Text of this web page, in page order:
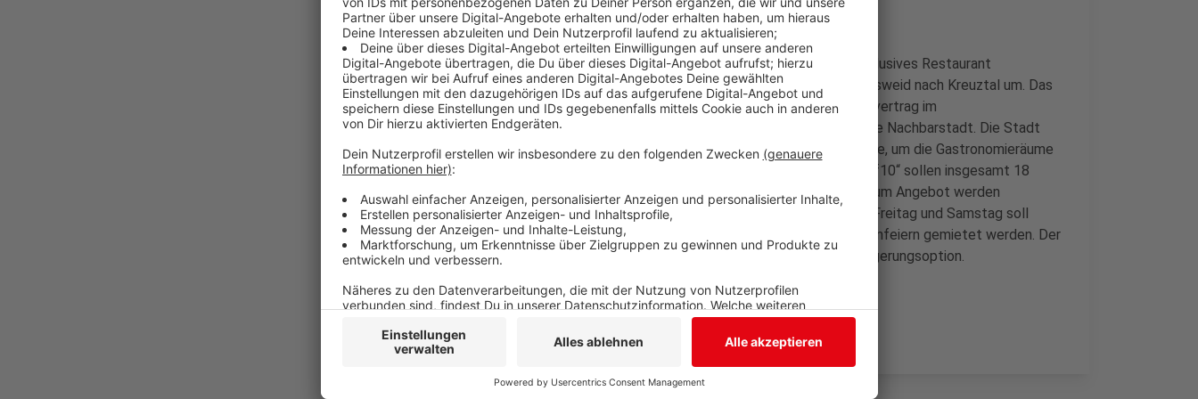
Anfang nächsten Jahres soll im Kreuztaler „Kulturbahnhof“ ein inklusives Restaurant
aufmachen. Die Arbeiterwohlfahrt zieht mit dem „fünf10“ von Geisweid nach Kreuztal um. Das
haben AWO und Stadt Kreuztal heute bekanntgegeben. Der Mietvertrag im
Technologiezentrum in Geisweid endet – deshalb der Umzug in die Nachbarstadt. Die Stadt
Kreuztal investiert als Gebäudebesitzer eine sechsstellige Summe, um die Gastronomieräume
auf Vordermann zu bringen. Im neuen Betrieb „Restaurant Bar fünf10“ sollen insgesamt 18
Leute arbeiten – neun werden Menschen mit Behinderung sein. Zum Angebot werden
ausgiebiges Frühstück und kalt-warmes Mittagsbüffet gehören. Freitag und Samstag soll
auch abends geöffnet sein. Das Lokal kann für private oder Firmenfeiern gemietet werden. Der
Pachtvertrag in Kreuuztal läuft zunächst fünf Jahre – mit Verlängerungsoption.
Anzeige